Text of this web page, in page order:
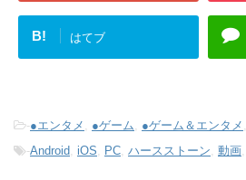
B! はてブ
-●エンタメ , ●ゲーム, ●ゲーム＆エンタメ ,
-Android, iOS, PC, ハースストーン, 動画,